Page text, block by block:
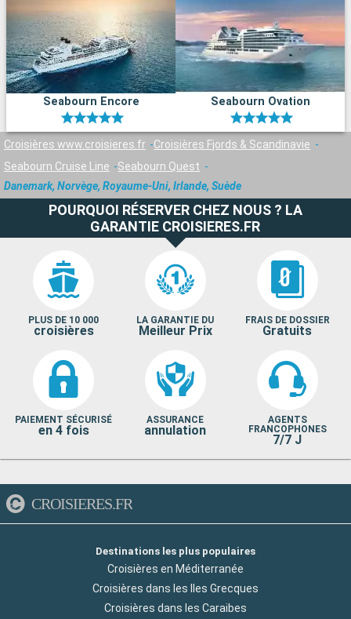
Seabourn Encore Seabourn Ovation
Croisières www.croisieres.fr
Croisières Fjords & Scandinavie
Seabourn Cruise Line
Seabourn Quest
Danemark, Norvège, Royaume-Uni, Irlande, Suède
POURQUOI RÉSERVER CHEZ NOUS ? LA
GARANTIE CROISIERES.FR
PLUS DE 10 000
croisières
LA GARANTIE DU
Meilleur Prix
FRAIS DE DOSSIER
Gratuits
PAIEMENT SÉCURISÉ
en 4 fois
ASSURANCE
annulation
AGENTS
FRANCOPHONES
7/7 J
CROISIERES.FR
Destinations les plus populaires
Croisières en Méditerranée
Croisières dans les Iles Grecques
Croisières dans les Caraibes